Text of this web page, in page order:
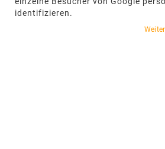
identifizieren.